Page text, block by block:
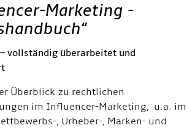
Marketing -
“
vollständig überarbeitet und
Überblick zu rechtlichen
im Influencer-Marketing, u.a. im
, Urheber-, Marken- und